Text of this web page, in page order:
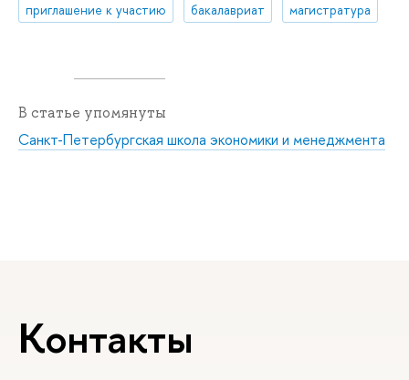
приглашение к участию
бакалавриат магистратура
В статье упомянуты
Санкт-Петербургская школа экономики и менеджмента
Контакты